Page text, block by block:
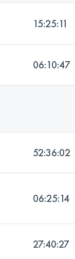
15:25:11
06:10:47
52:36:02
06:25:14
27:40:27